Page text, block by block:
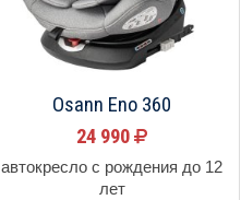
Osann Eno 360
24 990
автокресло с рождения до 12
лет